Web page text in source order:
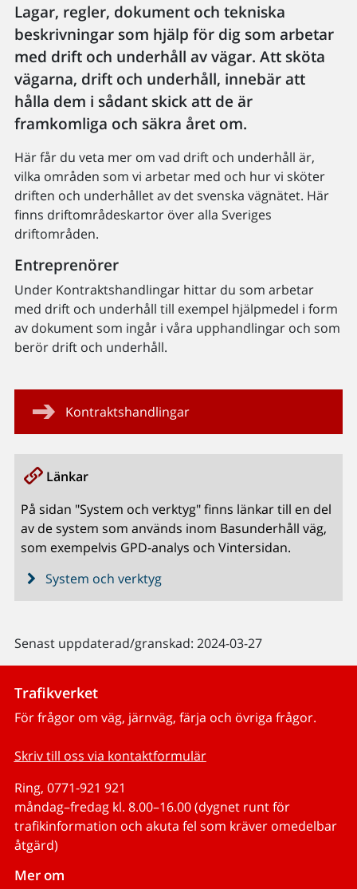
Lagar, regler, dokument och tekniska
beskrivningar som hjälp för dig som arbetar
med drift och underhåll av vägar. Att sköta
vägarna, drift och underhåll, innebär att
hålla dem i sådant skick att de är
framkomliga och säkra året om.
Här får du veta mer om vad drift och underhåll är,
vilka områden som vi arbetar med och hur vi sköter
driften och underhållet av det svenska vägnätet. Här
finns driftområdeskartor över alla Sveriges
driftområden.
Entreprenörer
Under Kontraktshandlingar hittar du som arbetar
med drift och underhåll till exempel hjälpmedel i form
av dokument som ingår i våra upphandlingar och som
berör drift och underhåll.
Kontraktshandlingar
Länkar
På sidan "System och verktyg" finns länkar till en del
av de system som används inom Basunderhåll väg,
som exempelvis GPD-analys och Vintersidan.
System och verktyg
Senast uppdaterad/granskad: 2024-03-27
Trafikverket
För frågor om väg, järnväg, färja och övriga frågor.
Skriv till oss via kontaktformulär
Ring, 0771-921 921
måndag–fredag kl. 8.00–16.00 (dygnet runt för
trafikinformation och akuta fel som kräver omedelbar
åtgärd)
Mer om